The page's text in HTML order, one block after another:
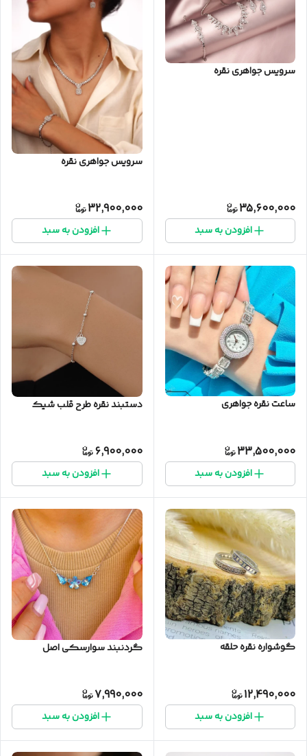
سرویس جواهری نقره
35,600,000
افزودن به سبد
سرویس جواهری نقره
32,900,000
افزودن به سبد
ساعت نقره جواهری
33,500,000
افزودن به سبد
دستبند نقره طرح قلب شیک
6,900,000
افزودن به سبد
گوشواره نقره حلقه
12,490,000
افزودن به سبد
گردنبند سوارسکی اصل
7,990,000
افزودن به سبد